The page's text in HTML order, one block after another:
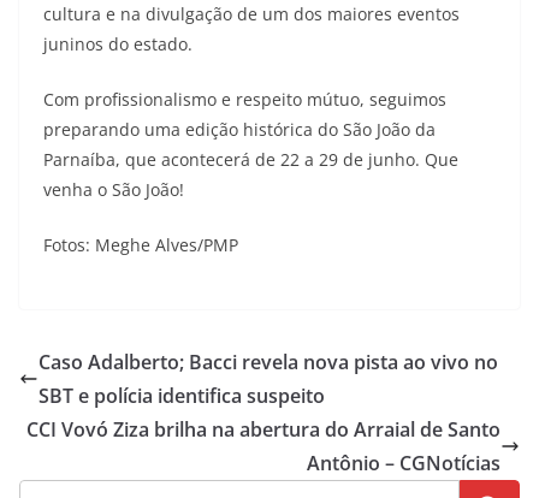
cultura e na divulgação de um dos maiores eventos
juninos do estado.
Com profissionalismo e respeito mútuo, seguimos
preparando uma edição histórica do São João da
Parnaíba, que acontecerá de 22 a 29 de junho. Que
venha o São João!
Fotos: Meghe Alves/PMP
Caso Adalberto; Bacci revela nova pista ao vivo no
SBT e polícia identifica suspeito
CCI Vovó Ziza brilha na abertura do Arraial de Santo
Antônio – CGNotícias